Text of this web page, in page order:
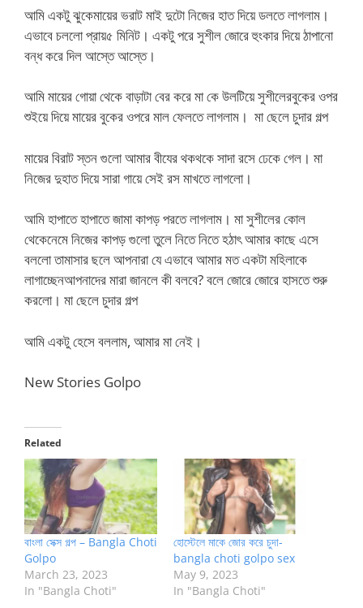
আমি একটু ঝুকেমায়ের ভরাট মাই দুটো নিজের হাত দিয়ে ডলতে লাগলাম।
এভাবে চললো প্রায়৫ মিনিট। একটু পরে সুশীল জোরে হুংকার দিয়ে ঠাপানো
বন্ধ করে দিল আস্তে আস্তে।
আমি মায়ের গোয়া থেকে বাড়াটা বের করে মা কে উলটিয়ে সুশীলেরবুকের ওপর
শুইয়ে দিয়ে মায়ের বুকের ওপরে মাল ফেলতে লাগলাম। মা ছেলে চুদার গল্প
মায়ের বিরাট স্তন গুলো আমার বীযের থকথকে সাদা রসে ঢেকে গেল। মা
নিজের দুহাত দিয়ে সারা গায়ে সেই রস মাখতে লাগলো।
আমি হাপাতে হাপাতে জামা কাপড় পরতে লাগলাম। মা সুশীলের কোল
থেকেনেমে নিজের কাপড় গুলো তুলে নিতে নিতে হঠাৎ আমার কাছে এসে
বললো তামাসার ছলে আপনারা যে এভাবে আমার মত একটা মহিলাকে
লাগাচ্ছেনআপনাদের মারা জানলে কী বলবে? বলে জোরে জোরে হাসতে শুরু
করলো। মা ছেলে চুদার গল্প
আমি একটু হেসে বললাম, আমার মা নেই।
New Stories Golpo
Related
বাংলা সেক্স গল্প – Bangla Choti
Golpo
March 23, 2023
In "Bangla Choti"
হোস্টেলে মাকে জোর করে চুদা-
bangla choti golpo sex
May 9, 2023
In "Bangla Choti"